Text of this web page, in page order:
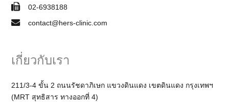
02-6938188
contact@hers-clinic.com
เกี่ยวกับเรา
211/3-4 ขั้น 2 ถนนรัชดาภิเษก แขวงดินแดง เขตดินแดง กรุงเทพฯ
(MRT สุทธิสาร ทางออกที่ 4)